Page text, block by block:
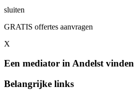
sluiten
GRATIS offertes aanvragen
X
Een mediator in Andelst vinden
Belangrijke links